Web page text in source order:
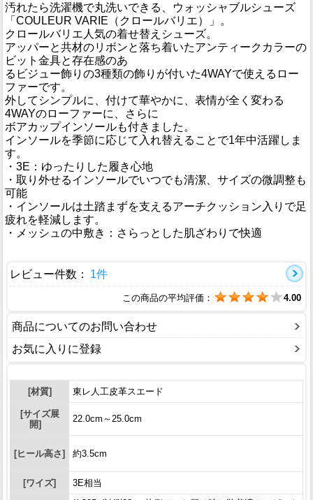
汚れたら洗濯機で丸洗いできる、ウォッシャブルシューズ
「COULEUR VARIE（クロールバリエ）」。
クロールバリエ人気の着せ替えシューズ。
アッパーと共材のリボンと落ち着いたアンティークカラーの
ビット金具と存在感のあ
るビジュー飾りの3種類の飾りが付いた4WAYで使えるロー
ファーです。
外してシンプルに、付けて華やかに、表情が全く変わる
4WAYのローファーに、さらに
ボアカップインソールも付きました。
インソールを季節に応じて入れ替えることで1年中活躍しま
す。
・3E：ゆったりした履き心地
・取り外せるインソールでいつでも清潔、サイズの微調整も
可能
・インソールは土踏まずを支えるアーチクッション入りで足
疲れを軽減します。
・メッシュの中敷き：さらっとした肌ざわりで快適
レビュー件数： 1件
この商品の平均評価： 4.00
商品についてのお問い合わせ
お気に入りに登録
[材質] 東レ人工皮革スエード
[サイズ展
開]
22.0cm～25.0cm
[ヒール高さ] 約3.5cm
[ワイズ] 3E相当